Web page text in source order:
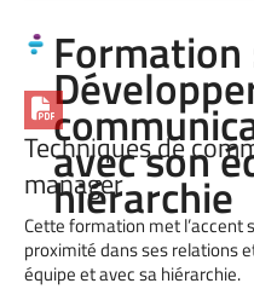
Formation
avec son
hiérarchie
Techniques de
manager
Cette formation met l’accent
proximité dans ses relations
équipe et avec sa hiérarchie.